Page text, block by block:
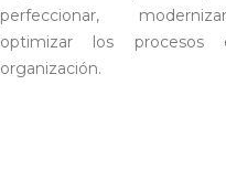
perfeccionar,
optimizar los procesos
organización.